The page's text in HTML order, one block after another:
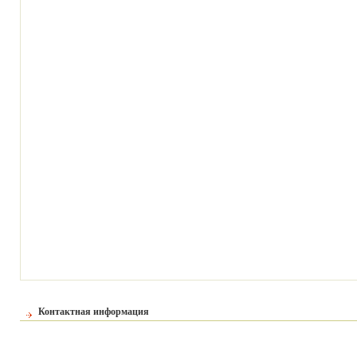
Контактная информация